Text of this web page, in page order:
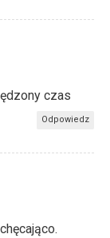
czas
Odpowiedz